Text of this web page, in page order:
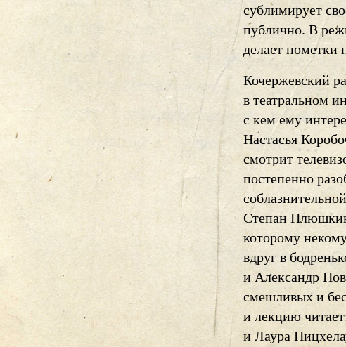
сублимирует
публично. В
делает пометки
Кочержевский
в театральном
с кем ему
Настасья
смотрит
постепенно
Степан Плюшкин
которому
вдруг в
и Александр
смешливых и
и лекцию
и Лаура